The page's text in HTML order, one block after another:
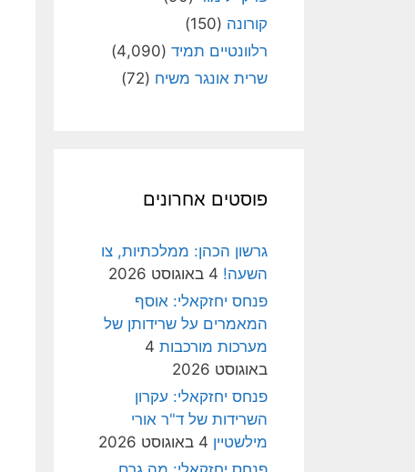
קורונה (150)
רלוונטיים תמיד (4,090)
שרית אונגר משיח (72)
פוסטים אחרונים
גרשון הכהן: ממלכתיות, צו
השעה! 4 באוגוסט 2026
פנחס יחזקאלי: אוסף
המאמרים על שרידותן של
מערכות מורכבות 4
באוגוסט 2026
פנחס יחזקאלי: עקרון
השרידות של ד"ר אורי
מילשטיין 4 באוגוסט 2026